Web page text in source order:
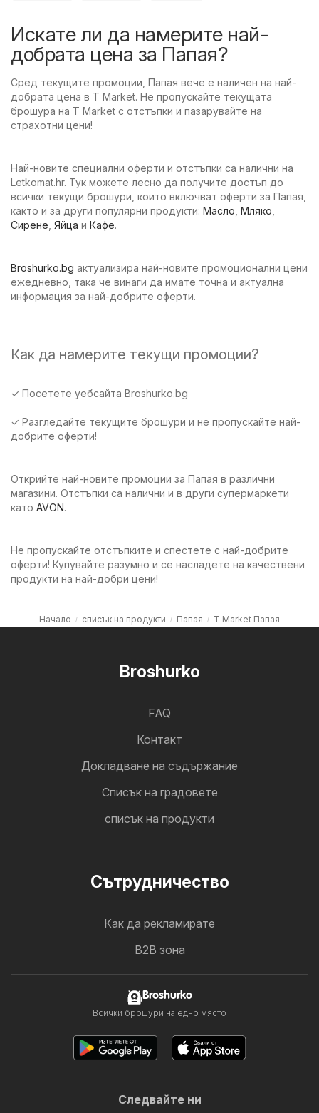
Искате ли да намерите най-
добрата цена за Папая?
Сред текущите промоции, Папая вече е наличен на най-
добрата цена в T Market. Не пропускайте текущата
брошура на T Market с отстъпки и пазарувайте на
страхотни цени!
Най-новите специални оферти и отстъпки са налични на
Letkomat.hr. Тук можете лесно да получите достъп до
всички текущи брошури, които включват оферти за Папая,
както и за други популярни продукти: Масло Мляко
Сирене Яйца и Кафе.
Broshurko.bg актуализира най-новите промоционални цени
ежедневно, така че винаги да имате точна и актуална
информация за най-добрите оферти.
Как да намерите текущи промоции?
✓ Посетете уебсайта Broshurko.bg
✓ Разгледайте текущите брошури и не пропускайте най-
добрите оферти!
Открийте най-новите промоции за Папая в различни
магазини. Отстъпки са налични и в други супермаркети
като AVON.
Не пропускайте отстъпките и спестете с най-добрите
оферти! Купувайте разумно и се насладете на качествени
продукти на най-добри цени!
Начало списък на продукти Папая T Market Папая
Broshurko
FAQ
Контакт
Докладване на съдържание
Cписък на градовете
списък на продукти
Cътрудничество
Как да рекламирате
B2B зона
Broshurko
Всички брошури на едно място
Следвайте ни